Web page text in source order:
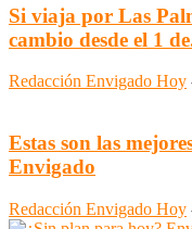
Si viaja por Las
cambio desde el 1
Redacción Envigado Hoy
Estas son las
Envigado
Redacción Envigado Hoy